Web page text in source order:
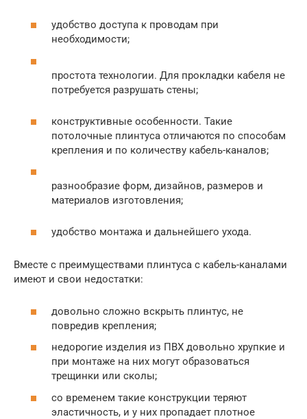
удобство доступа к проводам при
необходимости;
простота технологии. Для прокладки кабеля не
потребуется разрушать стены;
конструктивные особенности. Такие
потолочные плинтуса отличаются по способам
крепления и по количеству кабель-каналов;
разнообразие форм, дизайнов, размеров и
материалов изготовления;
удобство монтажа и дальнейшего ухода.
Вместе с преимуществами плинтуса с кабель-каналами
имеют и свои недостатки:
довольно сложно вскрыть плинтус, не
повредив крепления;
недорогие изделия из ПВХ довольно хрупкие и
при монтаже на них могут образоваться
трещинки или сколы;
со временем такие конструкции теряют
эластичность, и у них пропадает плотное